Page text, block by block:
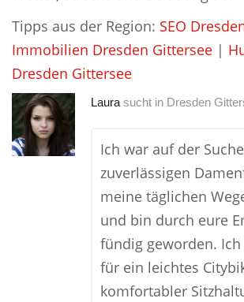
Tipps aus der Region: SEO
Immobilien Dresden Gittersee |
Dresden Gittersee
Laura sucht in Dresden
Ich war auf der
zuverlässigen
meine täglichen
und bin durch eure
fündig geworden.
für ein leichtes
komfortabler